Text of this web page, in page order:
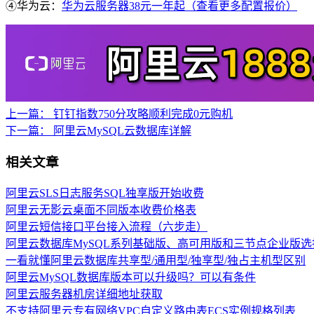
④华为云： 华为云服务器38元一年起（查看更多配置报价）
上一篇：
钉钉指数750分攻略顺利完成0元购机
下一篇：
阿里云MySQL云数据库详解
相关文章
阿里云SLS日志服务SQL独享版开始收费
阿里云无影云桌面不同版本收费价格表
阿里云短信接口平台接入流程（六步走）
阿里云数据库MySQL系列基础版、高可用版和三节点企业版
一看就懂阿里云数据库共享型/通用型/独享型/独占主机型区别
阿里云MySQL数据库版本可以升级吗？可以有条件
阿里云服务器机房详细地址获取
不支持阿里云专有网络VPC自定义路由表ECS实例规格列表